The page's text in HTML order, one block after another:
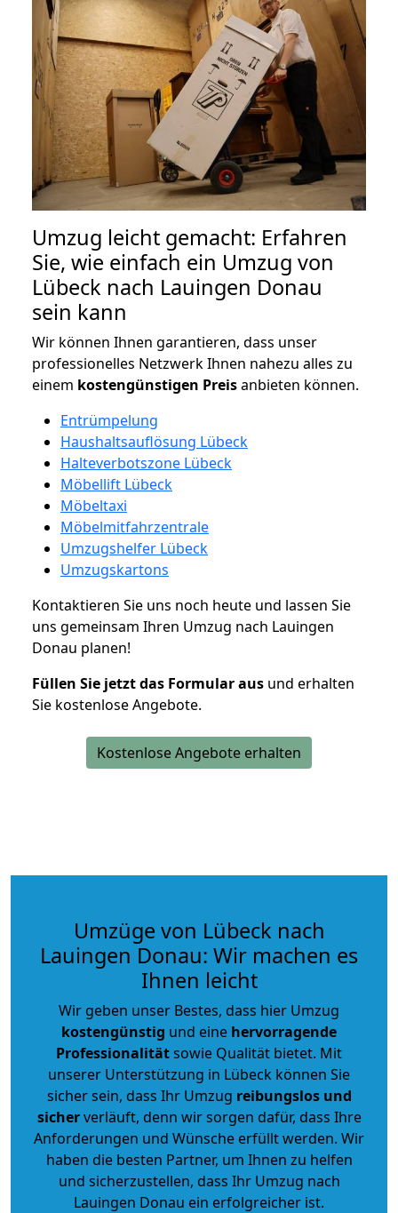
Umzug leicht gemacht: Erfahren
Sie, wie einfach ein Umzug von
Lübeck nach Lauingen Donau
sein kann
Wir können Ihnen garantieren, dass unser
professionelles Netzwerk Ihnen nahezu alles zu
einem kostengünstigen Preisanbieten können.
Entrümpelung
Haushaltsauflösung Lübeck
Halteverbotszone Lübeck
Möbellift Lübeck
Möbeltaxi
Möbelmitfahrzentrale
Umzugshelfer Lübeck
Umzugskartons
Kontaktieren Sie uns noch heute und lassen Sie
uns gemeinsam Ihren Umzug nach Lauingen
Donau planen!
Füllen Sie jetzt das Formular aus und erhalten
Sie kostenlose Angebote.
Kostenlose Angebote erhalten
Umzüge von Lübeck nach
Lauingen Donau: Wir machen es
Ihnen leicht
Wir geben unser Bestes, dass hier Umzug
kostengünstig und eine hervorragende
Professionalitätsowie Qualität bietet. Mit
unserer Unterstützung in Lübeck können Sie
sicher sein, dass Ihr Umzug reibungslos und
sicherverläuft, denn wir sorgen dafür, dass Ihre
Anforderungen und Wünsche erfüllt werden. Wir
haben die besten Partner, um Ihnen zu helfen
und sicherzustellen, dass Ihr Umzug nach
Lauingen Donau ein erfolgreicher ist.